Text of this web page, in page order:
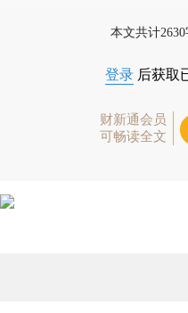
本文共计
登录 后获取
财新通会员
可畅读全文